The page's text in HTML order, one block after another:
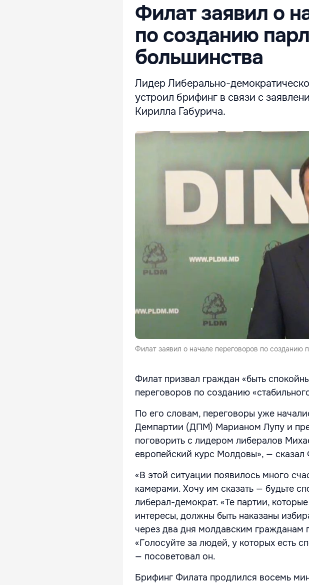
Филат заявил о
по созданию
большинства
Лидер Либерально-
устроил брифинг в связи с
Кирилла Габурича.
Филат заявил о начале переговоров по созданию
Филат призвал граждан «быть
переговоров по созданию
По его словам, переговоры уже
Демпартии (ДПМ) Марианом Лупу и
поговорить с лидером либералов
европейский курс Молдовы», — сказал
«В этой ситуации появилось много
камерами. Хочу им сказать — будьте
либерал-демократ. «Те партии,
интересы, должны быть наказаны
через два дня молдавским гражданам
«Голосуйте за людей, у которых есть
— посоветовал он.
Брифинг Филата продлился восемь